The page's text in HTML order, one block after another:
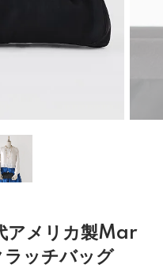
アメリカ製Mar
ッチバッグ